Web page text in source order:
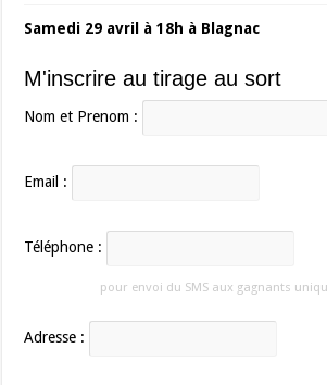
Samedi 29 avril à 18h à Blagnac
M'inscrire au tirage au sort
Nom et Prenom :
Email :
Téléphone :
pour envoi du SMS aux gagnants
Adresse :